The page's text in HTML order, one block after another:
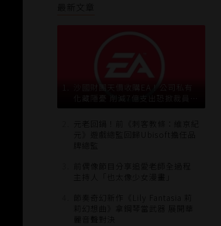
最新文章
沙國財團天價收購EA！公司私有
化藏隱憂 削減7億支出恐掀裁員風
暴？
元老回鍋！前《刺客教條：維京紀
元》遊戲總監回歸Ubisoft擔任品
牌總監
前偶像節目分享追愛老師全過程
主持人「也太像少女漫畫」
節奏奇幻新作《Lily Fantasia 莉
莉幻想曲》拿鋼琴當武器 展開華
麗音聲對決